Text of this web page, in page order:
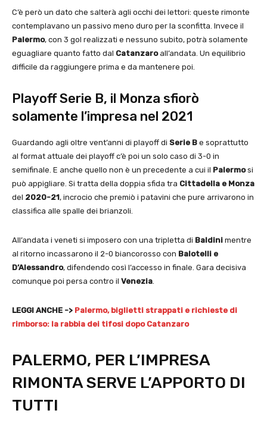
C’è però un dato che salterà agli occhi dei lettori: queste rimonte
contemplavano un passivo meno duro per la sconfitta. Invece il
Palermo, con 3 gol realizzati e nessuno subito, potrà solamente
eguagliare quanto fatto dal Catanzaroall’andata. Un equilibrio
difficile da raggiungere prima e da mantenere poi.
Playoff Serie B, il Monza sfiorò
solamente l’impresa nel 2021
Guardando agli oltre vent’anni di playoff di Serie B e soprattutto
al format attuale dei playoff c’è poi un solo caso di 3-0 in
semifinale. E anche quello non è un precedente a cui il Palermosi
può appigliare. Si tratta della doppia sfida tra Cittadella e Monza
del 2020-21, incrocio che premiò i patavini che pure arrivarono in
classifica alle spalle dei brianzoli.
All’andata i veneti si imposero con una tripletta di Baldini mentre
al ritorno incassarono il 2-0 biancorosso con Balotelli e
D’Alessandro, difendendo così l’accesso in finale. Gara decisiva
comunque poi persa contro il Venezia.
LEGGI ANCHE -> Palermo, biglietti strappati e richieste di
rimborso: la rabbia dei tifosi dopo Catanzaro
PALERMO, PER L’IMPRESA
RIMONTA SERVE L’APPORTO DI
TUTTI